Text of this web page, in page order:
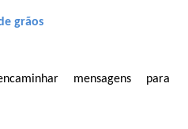
grãos
mensagens para